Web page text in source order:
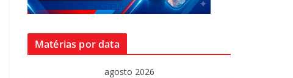
Matérias por data
agosto 2026